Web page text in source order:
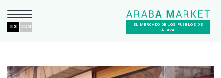
EL MERCADO DE LOS PUEBLOS DE
ÁLAVA
ES EUS